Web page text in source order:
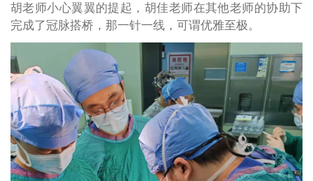
胡老师小心翼翼的提起，胡佳老师在其他老师的协助下
完成了冠脉搭桥，那一针一线，可谓优雅至极。